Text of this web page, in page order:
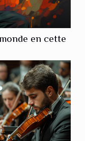
en cette